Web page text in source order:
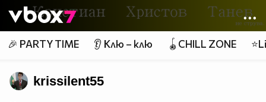
👾
🎉 PARTY TIME 👂 Клю – клю 🪀CHILL ZONE
krissilent55